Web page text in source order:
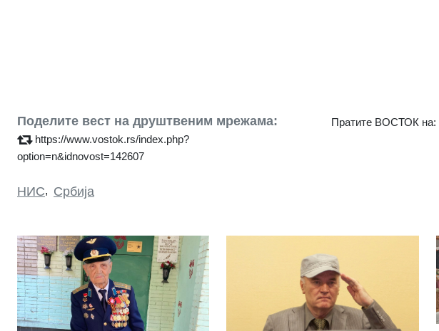
Поделите вест на друштвеним мрежама:
https://www.vostok.rs/index.php?
option=n&idnovost=142607
Пратите ВОСТОК на:
НИС, Србија